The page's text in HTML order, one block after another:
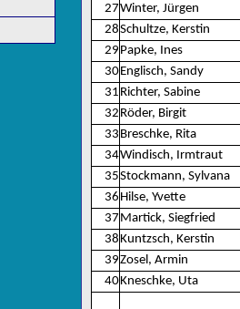
27Winter, Jürgen
28Schultze, Kerstin
29 Papke, Ines
30Englisch, Sandy
31 Richter, Sabine
32 Röder, Birgit
33 Breschke, Rita
34Windisch, Irmtraut
35Stockmann, Sylvana
36 Hilse, Yvette
37 Martick, Siegfried
38Kuntzsch, Kerstin
39Zosel, Armin
40Kneschke, Uta